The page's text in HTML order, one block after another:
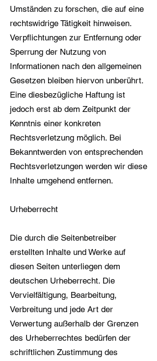
Umständen zu forschen, die auf eine
rechtswidrige Tätigkeit hinweisen.
Verpflichtungen zur Entfernung oder
Sperrung der Nutzung von
Informationen nach den allgemeinen
Gesetzen bleiben hiervon unberührt.
Eine diesbezügliche Haftung ist
jedoch erst ab dem Zeitpunkt der
Kenntnis einer konkreten
Rechtsverletzung möglich. Bei
Bekanntwerden von entsprechenden
Rechtsverletzungen werden wir diese
Inhalte umgehend entfernen.
Urheberrecht
Die durch die Seitenbetreiber
erstellten Inhalte und Werke auf
diesen Seiten unterliegen dem
deutschen Urheberrecht. Die
Vervielfältigung, Bearbeitung,
Verbreitung und jede Art der
Verwertung außerhalb der Grenzen
des Urheberrechtes bedürfen der
schriftlichen Zustimmung des